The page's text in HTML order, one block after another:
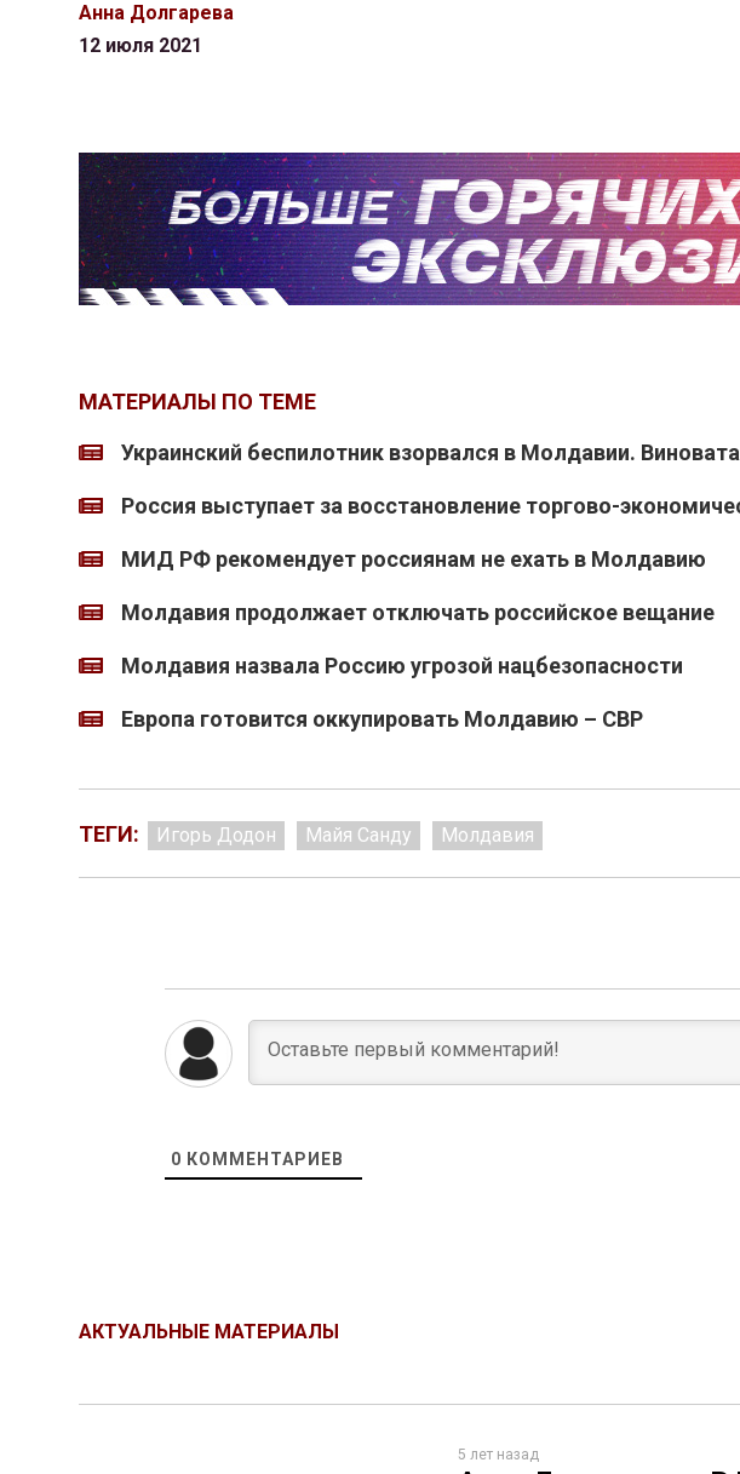
Анна Долгарева
12 июля 2021
МАТЕРИАЛЫ ПО ТЕМЕ
Украинский беспилотник взорвался в Молдавии.
Россия выступает за восстановление торгово-
МИД РФ рекомендует россиянам не ехать в Молдавию
Молдавия продолжает отключать российское вещание
Молдавия назвала Россию угрозой нацбезопасности
Европа готовится оккупировать Молдавию – СВР
ТЕГИ: Игорь Додон Майя Санду Молдавия
0 КОММЕНТАРИЕВ
АКТУАЛЬНЫЕ МАТЕРИАЛЫ
5 лет назад